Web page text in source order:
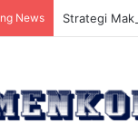
News Strategi